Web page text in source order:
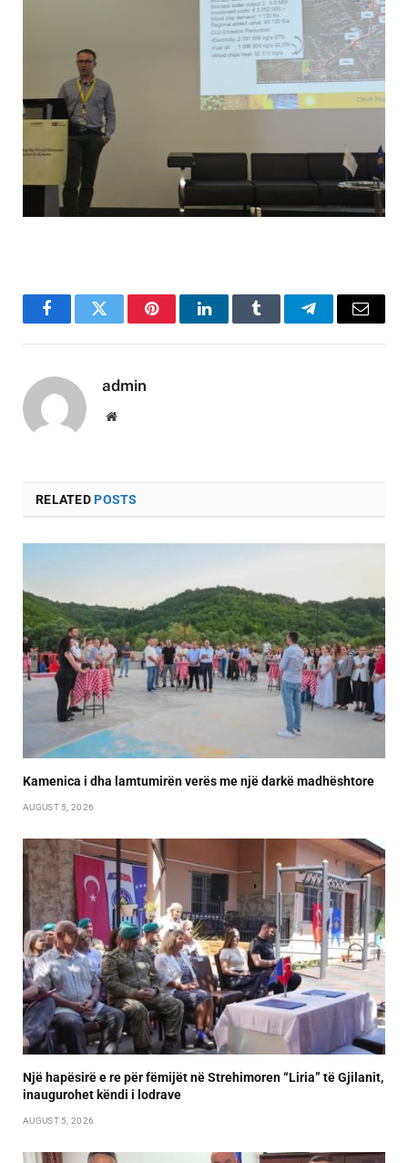
FacebookTwitter PinterestLinkedInTumblr TelegramEmail
admin
Website
RELATEDPOSTS
Kamenica i dha lamtumirën verës me një darkë madhështore
AUGUST 5, 2026
Një hapësirë e re për fëmijët në Strehimoren “Liria” të Gjilanit,
inaugurohet këndi i lodrave
AUGUST 5, 2026